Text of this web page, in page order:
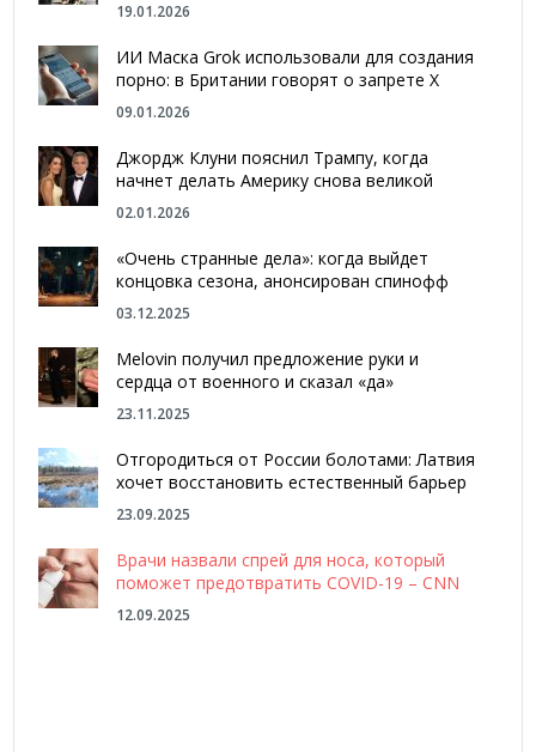
19.01.2026
ИИ Маска Grok использовали для создания
порно: в Британии говорят о запрете Х
09.01.2026
Джордж Клуни пояснил Трампу, когда
начнет делать Америку снова великой
02.01.2026
«Очень странные дела»: когда выйдет
концовка сезона, анонсирован спинофф
03.12.2025
Melovin получил предложение руки и
сердца от военного и сказал «да»
23.11.2025
Отгородиться от России болотами: Латвия
хочет восстановить естественный барьер
23.09.2025
Врачи назвали спрей для носа, который
поможет предотвратить COVID-19 – CNN
12.09.2025